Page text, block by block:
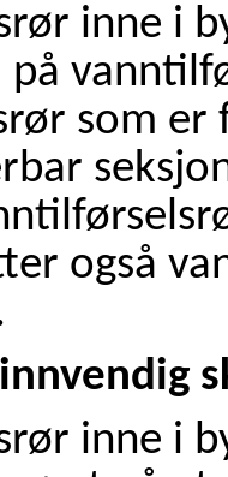
inne i
på
som er
også
inne i